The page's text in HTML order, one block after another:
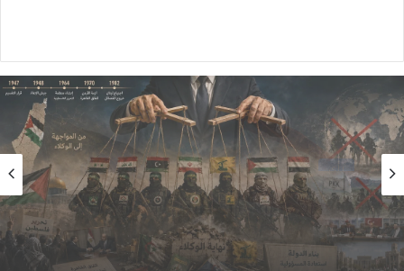
رأي
2026/08/06
سقوطُ “الأذرُع”: هل انتهى زمنُ الوكلاء؟